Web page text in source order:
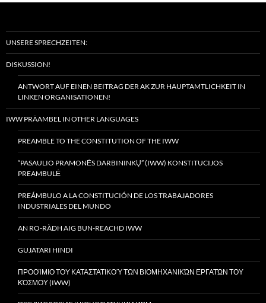
UNSERE SPRECHZEITEN:
DISKUSSION!
ANTWORT AUF EINEN BEITRAG DER AK ZUR HAUPTAMTLICHKEIT IN
LINKEN ORGANISATIONEN!
IWW PRÄAMBEL IN OTHER LANGUAGES
PREAMBLE TO THE CONSTITUTION OF THE IWW
“PASAULIO PRAMONĖS DARBININKŲ” (IWW) KONSTITUCIJOS
PREAMBULĖ
PREÁMBULO A LA CONSTITUCIÓN DE LOS TRABAJADORES
INDUSTRIALES DEL MUNDO
AN RO-RÀDH AIG BUN-REACHD IWW
GUJATARI HINDI
ΠΡΟΟΊΜΙΟ ΤΟΥ ΚΑΤΑΣΤΑΤΙΚΟΎ ΤΩΝ ΒΙΟΜΗΧΑΝΙΚΏΝ ΕΡΓΑΤΏΝ ΤΟΥ
ΚΌΣΜΟΥ (IWW)